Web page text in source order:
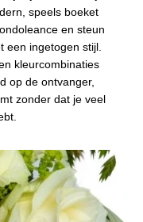
speels boeket
en steun
een ingetogen stijl.
kleurcombinaties
op de ontvanger,
zonder dat je veel